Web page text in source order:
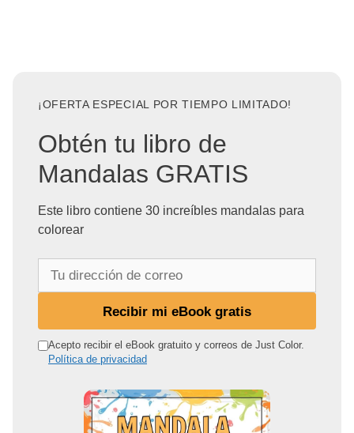
¡OFERTA ESPECIAL POR TIEMPO LIMITADO!
Obtén tu libro de
Mandalas GRATIS
Este libro contiene 30 increíbles mandalas para
colorear
r
Recibir mi eBook gratis
Acepto recibir el eBook gratuito y correos de Just Color.
Política de privacidad